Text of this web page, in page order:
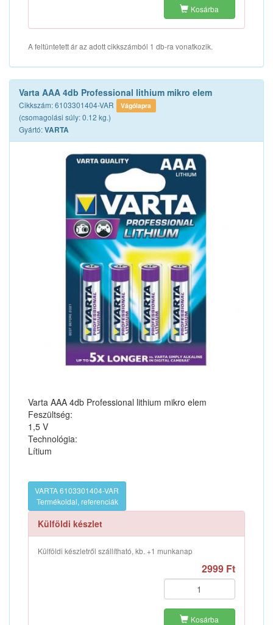
Kosárba
A feltüntetett ár az adott cikkszámból 1 db-ra vonatkozik.
Varta AAA 4db Professional lithium mikro elem
Cikkszám: 6103301404-VAR Vágólapra
(csomagolási súly: 0.12 kg.)
Gyártó:VARTA
Varta AAA 4db Professional lithium mikro elem
Feszültség:
1,5 V
Technológia:
Lítium
VARTA 6103301404-VAR
Termékoldal, referenciák
Külföldi készlet
Külföldi készletről szállítható, kb. +1 munkanap
2999 Ft
Kosárba